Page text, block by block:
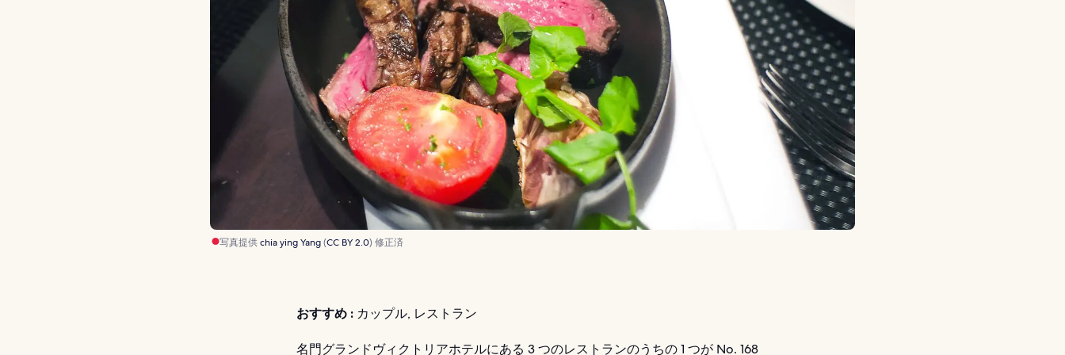
写真提供chia ying Yang(CC BY 2.0) 修正済
おすすめ : カップル, レストラン
名門グランドヴィクトリアホテルにある 3 つのレストランのうちの 1 つが No. 168